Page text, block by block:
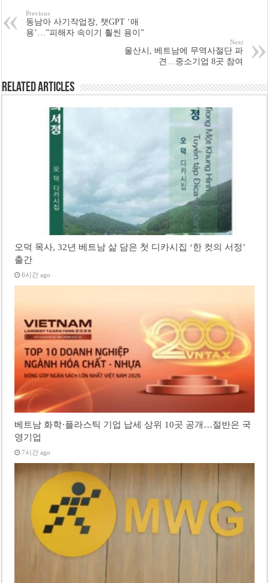
Previous
동남아 사기작업장, 챗GPT ‘애
용’…”피해자 속이기 훨씬 용이”
Next
울산시, 베트남에 무역사절단 파
견…중소기업 8곳 참여
Related Articles
오덕 목사, 32년 베트남 삶 담은 첫 디카시집 ‘한 컷의 서정’
출간
6시간 ago
베트남 화학·플라스틱 기업 납세 상위 10곳 공개…절반은 국
영기업
7시간 ago